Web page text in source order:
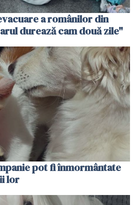
a românilor din
durează cam două zile"
pot fi înmormântate
lor